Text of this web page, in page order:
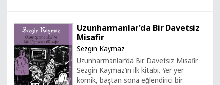
Uzunharmanlar'da Bir Davetsiz
Misafir
Sezgin Kaymaz
Uzunharmanlar’da Bir Davetsiz Misafir
Sezgin Kaymaz’ın ilk kitabı. Yer yer
komik, baştan sona eğlendirici bir